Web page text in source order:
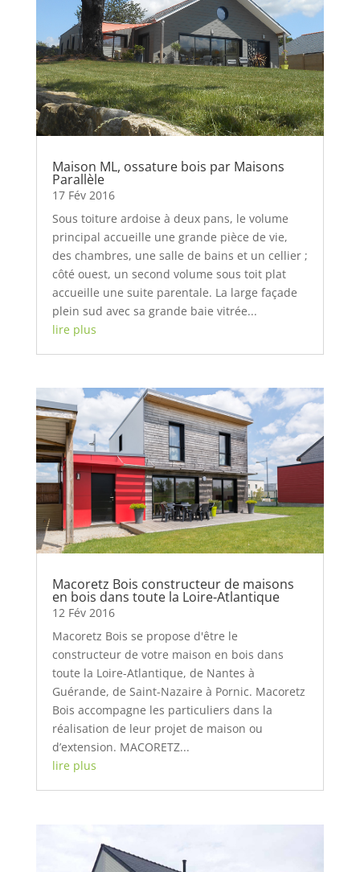
Maison ML, ossature bois par Maisons
Parallèle
17 Fév 2016
Sous toiture ardoise à deux pans, le volume
principal accueille une grande pièce de vie,
des chambres, une salle de bains et un cellier ;
côté ouest, un second volume sous toit plat
accueille une suite parentale. La large façade
plein sud avec sa grande baie vitrée...
lire plus
Macoretz Bois constructeur de maisons
en bois dans toute la Loire-Atlantique
12 Fév 2016
Macoretz Bois se propose d'être le
constructeur de votre maison en bois dans
toute la Loire-Atlantique, de Nantes à
Guérande, de Saint-Nazaire à Pornic. Macoretz
Bois accompagne les particuliers dans la
réalisation de leur projet de maison ou
d’extension. MACORETZ...
lire plus